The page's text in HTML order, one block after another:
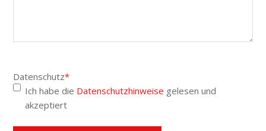
Datenschutz*
Ich habe die Datenschutzhinweise gelesen und
akzeptiert